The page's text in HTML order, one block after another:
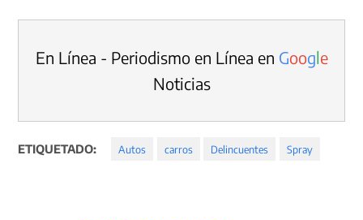
En Línea - Periodismo en Línea en Google
Noticias
ETIQUETADO: Autos carros Delincuentes Spray